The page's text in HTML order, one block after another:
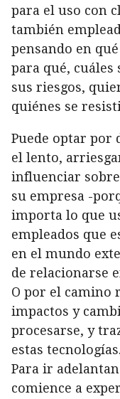
para el uso con
también
pensando en
para qué, cuáles
sus riesgos,
quiénes se
Puede optar por
el lento,
influenciar
su empresa -
importa lo que
empleados que
en el mundo
de relacionarse
O por el camino
impactos y
procesarse, y
estas tecnologías.
Para ir
comience a